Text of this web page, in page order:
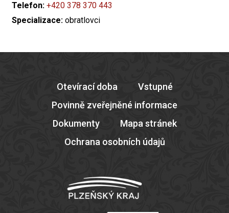
Telefon: +420 378 370 443
Specializace: obratlovci
Otevírací doba
Vstupné
Povinně zveřejněné informace
Dokumenty
Mapa stránek
Ochrana osobních údajů